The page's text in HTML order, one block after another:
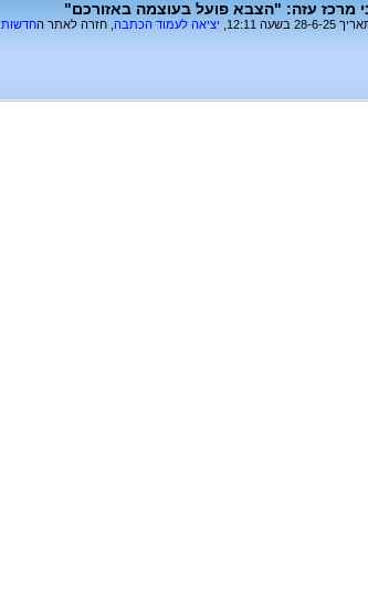
מרכז עזה: "הצבא פועל בעוצמה באזורכם"
יציאה לעמוד הכתבה , חזרה לאתר החדשות